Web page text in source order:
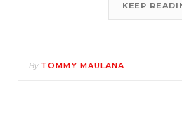
KEEP
By TOMMY MAULANA